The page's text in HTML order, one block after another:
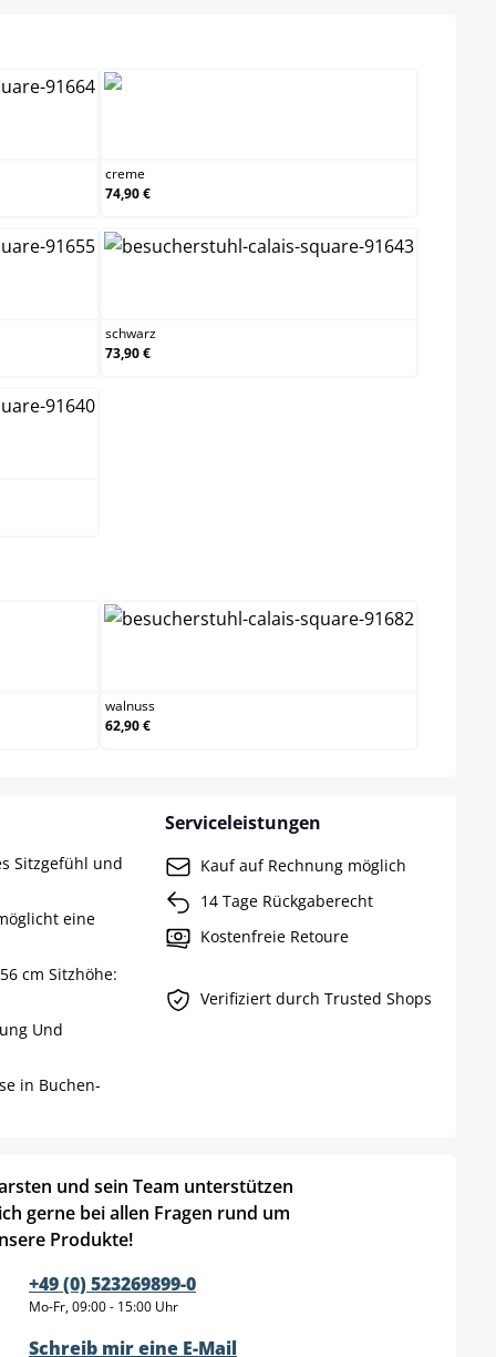
creme
74,90 €
schwarz
73,90 €
walnuss
62,90 €
Sitzgefühl und
eine
cm Sitzhöhe:
Und
in Buchen-
Serviceleistungen
Kauf auf Rechnung möglich
14 Tage Rückgaberecht
Kostenfreie Retoure
Verifiziert durch Trusted Shops
und sein Team unterstützen
gerne bei allen Fragen rund um
Produkte!
+49 (0) 523269899-0
Mo-Fr, 09:00 - 15:00 Uhr
Schreib mir eine E-Mail